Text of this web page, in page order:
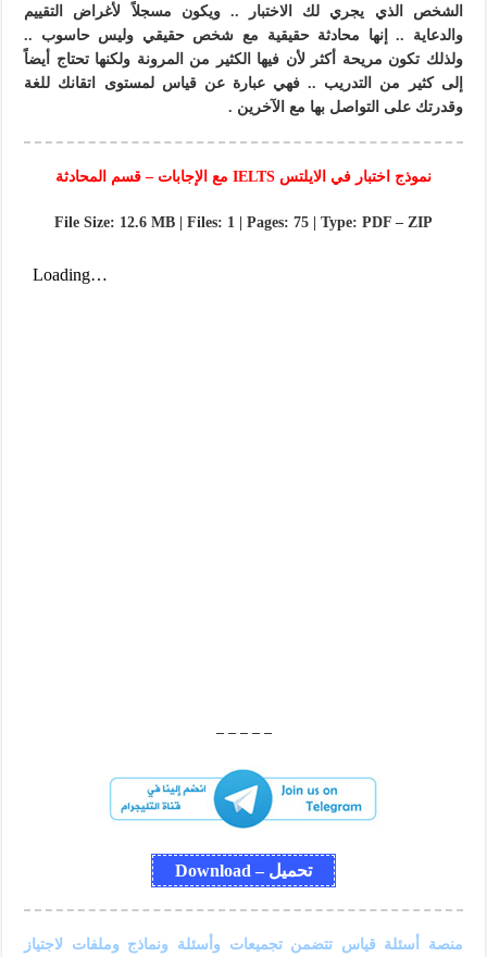
الشخص الذي يجري لك الاختبار .. ويكون مسجلاً لأغراض التقييم
والدعاية .. إنها محادثة حقيقية مع شخص حقيقي وليس حاسوب ..
ولذلك تكون مريحة أكثر لأن فيها الكثير من المرونة ولكنها تحتاج أيضاً
إلى كثير من التدريب .. فهي عبارة عن قياس لمستوى اتقانك للغة
وقدرتك على التواصل بها مع الآخرين .
نموذج اختبار في الايلتس IELTS مع الإجابات – قسم المحادثة
File Size: 12.6 MB | Files: 1 | Pages: 75 | Type: PDF – ZIP
– – – – –
تحميل – Download
منصة أسئلة قياس تتضمن تجميعات وأسئلة ونماذج وملفات لاجتياز